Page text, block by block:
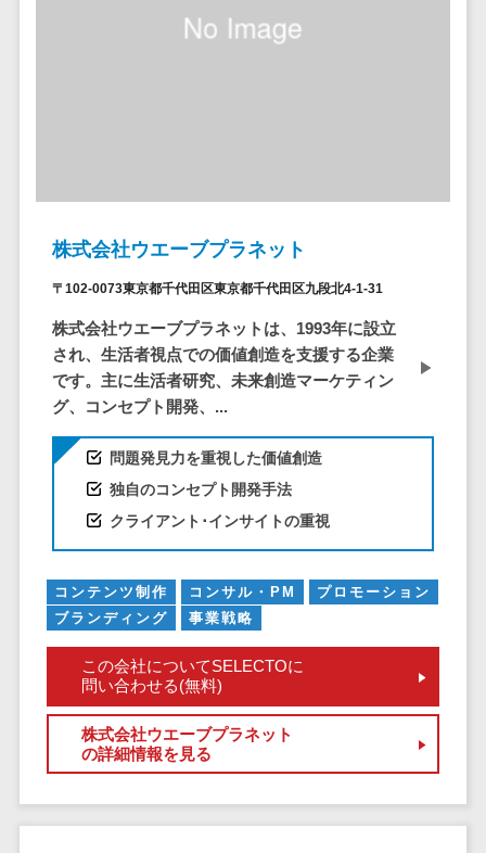
HACCP管理アプリ>
Web出願システム>
農業支援システム>
その他業務支援サービス>
音声データ活用>
議事録作成ツール>
VOC分析ツール> BIツール>
ETLツール>
AI翻訳サービス>
アノテーションツール>
データ化サービス>
クラウド接続
セキュリティ
標的型攻撃メ
ール対策
ィ・脆弱性診断
ペネトレーシ
ール訓練サービ
ス
クラウド型セ
キュリティカメ
ラ
メールセキュ
リティ
メール・ファ
株式会社ウエーブプラネット
〒102-0073東京都千代田区東京都千代田区九段北4-1-31
株式会社ウエーブプラネットは、1993年に設立
され、生活者視点での価値創造を支援する企業
です。主に生活者研究、未来創造マーケティン
グ、コンセプト開発、...
問題発見力を重視した価値創造
独自のコンセプト開発手法
クライアント･インサイトの重視
コンテンツ制作 コンサル・PM
プロモーション
ブランディング
事業戦略
この会社についてSELECTOに
問い合わせる(無料)
株式会社ウエーブプラネット
の詳細情報を見る